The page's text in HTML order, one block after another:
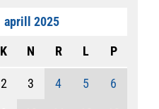
aprill 2025
K N R L P
2 3 4 5 6